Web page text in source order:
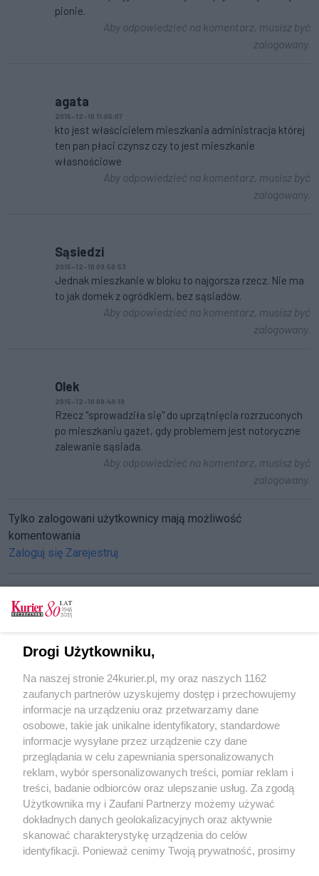
pionie.
Aby odpowiedzieć na komentarz, musisz być
zalogowany.
agata
2015-12-10 11:05:07
kto jest właścicielem mieszkania administracja której
ten pan płaci czynsz czy to jest mieszkanie
własnościowe
Aby odpowiedzieć na komentarz, musisz być
zalogowany.
Sąsiedzi
2015-12-10 09:50:53
Jednak mieszkanie w bloku to najgorsza rzecz. Nie ma
to jak domek z ogródkiem, bez sąsiadów.
Aby odpowiedzieć na komentarz, musisz być
zalogowany.
Olek
2015-12-10 08:49:19
Rzecz "sprowadziła się" do uprzątnięcia rozrzuconych
po mieszkaniu gazet, gdy problemem jest notoryczne
zalewanie sąsiada.
Aby odpowiedzieć na komentarz, musisz być
zalogowany.
Tylko zalogowani użytkownicy mają możliwość
komentowania
Zaloguj się Zarejestruj
Cel: zamieniamy papier na leki
Szkolenia w Policach
Rowerowa szlachetna paczka
POGODA
16℃
Zobacz prognozę na 3 dni
Drogi Użytkowniku,
Na naszej stronie 24kurier.pl, my oraz naszych 1162
zaufanych partnerów uzyskujemy dostęp i przechowujemy
informacje na urządzeniu oraz przetwarzamy dane
osobowe, takie jak unikalne identyfikatory, standardowe
informacje wysyłane przez urządzenie czy dane
przeglądania w celu zapewniania spersonalizowanych
reklam, wybór spersonalizowanych treści, pomiar reklam i
treści, badanie odbiorców oraz ulepszanie usług. Za zgodą
Użytkownika my i Zaufani Partnerzy możemy używać
dokładnych danych geolokalizacyjnych oraz aktywnie
skanować charakterystykę urządzenia do celów
identyfikacji. Ponieważ cenimy Twoją prywatność, prosimy